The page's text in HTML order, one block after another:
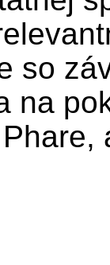
so
na